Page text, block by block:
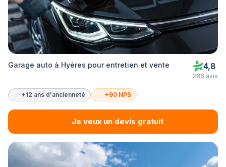
Garage auto à Hyères pour entretien et vente 4,8
286 avis
+12 ans d'ancienneté +90 NPS
Je veux un devis gratuit